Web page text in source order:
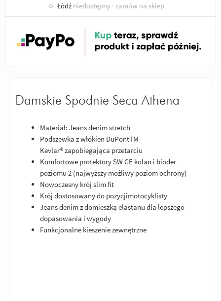
○ Łódź niedostępny · zamów na sklep
Damskie Spodnie Seca Athena
Materiał: Jeans denim stretch
Podszewka z włókien DuPontTM
Kevlar® zapobiegająca przetarciu
Komfortowe protektory SW CE kolan i bioder
poziomu 2 (najwyższy możliwy poziom ochrony)
Nowoczesny krój slim fit
Krój dostosowany do pozycjimotocyklisty
Jeans denim z domieszką elastanu dla lepszego
dopasowania i wygody
Funkcjonalne kieszenie zewnętrzne